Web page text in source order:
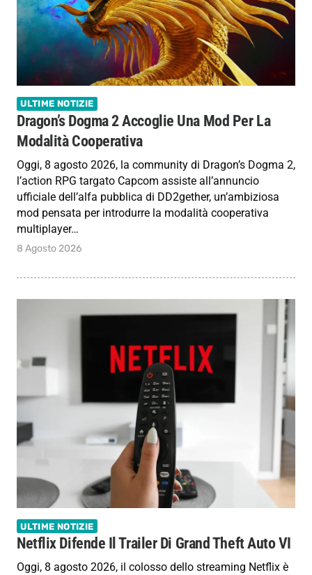
ULTIME NOTIZIE
Dragon’s Dogma 2 Accoglie Una Mod Per La
Modalità Cooperativa
Oggi, 8 agosto 2026, la community di Dragon’s Dogma 2,
l’action RPG targato Capcom assiste all’annuncio
ufficiale dell’alfa pubblica di DD2gether, un’ambiziosa
mod pensata per introdurre la modalità cooperativa
multiplayer…
8 Agosto 2026
ULTIME NOTIZIE
Netflix Difende Il Trailer Di Grand Theft Auto VI
Oggi, 8 agosto 2026, il colosso dello streaming Netflix è